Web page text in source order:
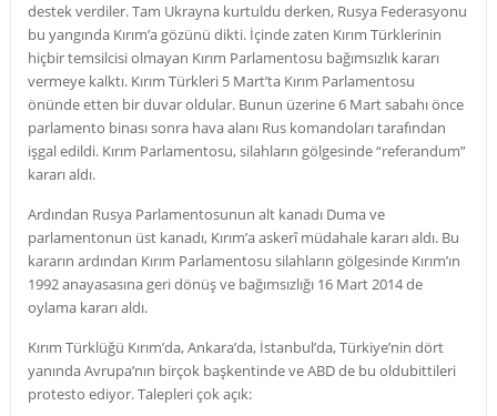
destek verdiler. Tam Ukrayna kurtuldu derken, Rusya Federasyonu
bu yangında Kırım’a gözünü dikti. İçinde zaten Kırım Türklerinin
hiçbir temsilcisi olmayan Kırım Parlamentosu bağımsızlık kararı
vermeye kalktı. Kırım Türkleri 5 Mart’ta Kırım Parlamentosu
önünde etten bir duvar oldular. Bunun üzerine 6 Mart sabahı önce
parlamento binası sonra hava alanı Rus komandoları tarafından
işgal edildi. Kırım Parlamentosu, silahların gölgesinde “referandum”
kararı aldı.
Ardından Rusya Parlamentosunun alt kanadı Duma ve
parlamentonun üst kanadı, Kırım’a askerî müdahale kararı aldı. Bu
kararın ardından Kırım Parlamentosu silahların gölgesinde Kırım’ın
1992 anayasasına geri dönüş ve bağımsızlığı 16 Mart 2014 de
oylama kararı aldı.
Kırım Türklüğü Kırım’da, Ankara’da, İstanbul’da, Türkiye’nin dört
yanında Avrupa’nın birçok başkentinde ve ABD de bu oldubittileri
protesto ediyor. Talepleri çok açık: